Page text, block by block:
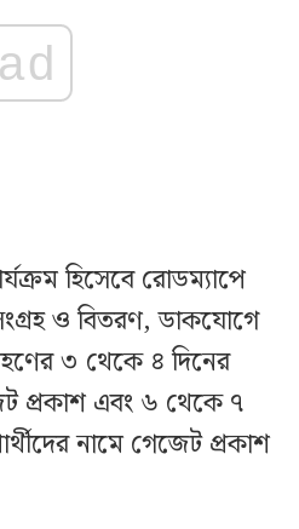
ad
হিসেবে রোডম্যাপে
ও বিতরণ, ডাকযোগে
৩ থেকে ৪ দিনের
প্রকাশ এবং ৬ থেকে ৭
নামে গেজেট প্রকাশ